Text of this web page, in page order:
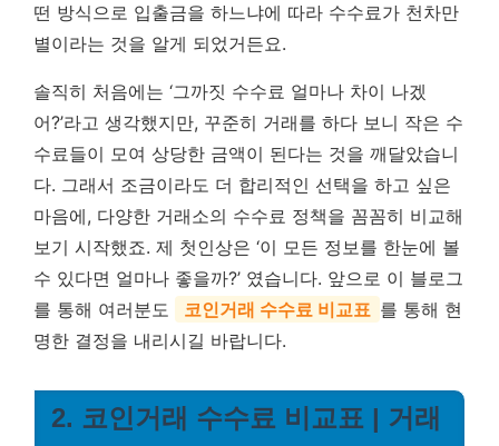
떤 방식으로 입출금을 하느냐에 따라 수수료가 천차만
별이라는 것을 알게 되었거든요.
솔직히 처음에는 ‘그까짓 수수료 얼마나 차이 나겠
어?’라고 생각했지만, 꾸준히 거래를 하다 보니 작은 수
수료들이 모여 상당한 금액이 된다는 것을 깨달았습니
다. 그래서 조금이라도 더 합리적인 선택을 하고 싶은
마음에, 다양한 거래소의 수수료 정책을 꼼꼼히 비교해
보기 시작했죠. 제 첫인상은 ‘이 모든 정보를 한눈에 볼
수 있다면 얼마나 좋을까?’ 였습니다. 앞으로 이 블로그
를 통해 여러분도
코인거래 수수료 비교표 를 통해 현
명한 결정을 내리시길 바랍니다.
2. 코인거래 수수료 비교표 | 거래